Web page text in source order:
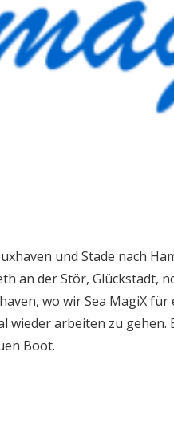
und Stade nach
an der Stör, Glückstadt,
wo wir Sea MagiX für
wieder arbeiten zu gehen.
Boot.